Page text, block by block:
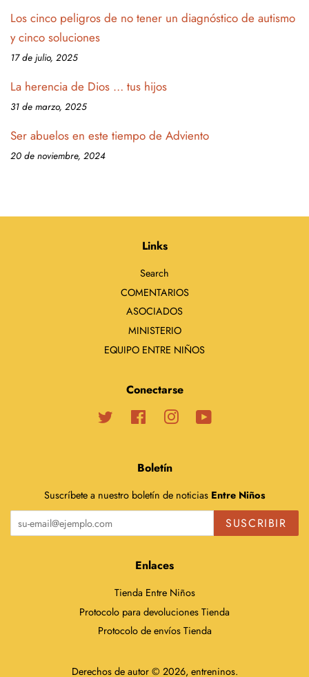
Los cinco peligros de no tener un diagnóstico de autismo
y cinco soluciones
17 de julio, 2025
La herencia de Dios … tus hijos
31 de marzo, 2025
Ser abuelos en este tiempo de Adviento
20 de noviembre, 2024
Links
Search
COMENTARIOS
ASOCIADOS
MINISTERIO
EQUIPO ENTRE NIÑOS
Conectarse
Twitter FacebookInstagram
Boletín
Suscríbete a nuestro boletín de noticias Entre Niños
SUSCRIBIR
Enlaces
Tienda Entre Niños
Protocolo para devoluciones Tienda
Protocolo de envíos Tienda
Derechos de autor © 2026, entreninos.